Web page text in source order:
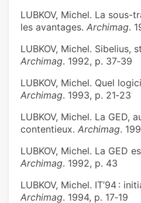
LUBKOV, Michel. La sous-
les avantages. Archimag.
LUBKOV, Michel. Sibelius,
Archimag. 1992, p. 37‑39
LUBKOV, Michel. Quel
Archimag. 1993, p. 21‑23
LUBKOV, Michel. La GED,
contentieux. Archimag.
LUBKOV, Michel. La GED
Archimag. 1992, p. 43
LUBKOV, Michel. IT’94 :
Archimag. 1994, p. 17‑19